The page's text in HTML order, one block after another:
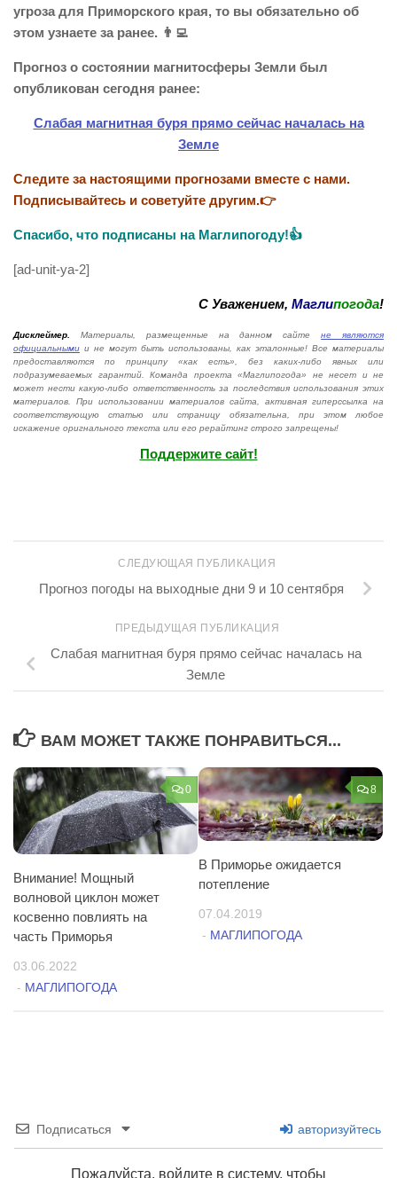
угроза для Приморского края, то вы обязательно об
этом узнаете за ранее. 👨‍💻
Прогноз о состоянии магнитосферы Земли был
опубликован сегодня ранее:
Слабая магнитная буря прямо сейчас началась на
Земле
Следите за настоящими прогнозами вместе с нами.
Подписывайтесь и советуйте другим.👉
Спасибо, что подписаны на Маглипогоду!👍
[ad-unit-ya-2]
С Уважением, Маглипогода!
Дисклеймер. Материалы, размещенные на данном сайтене являются
официальными и не могут быть использованы, как эталонные! Все материалы
предоставляются по принципу «как есть», без каких-либо явных или
подразумеваемых гарантий. Команда проекта «Маглипогода» не несет и не
может нести какую-либо ответственность за последствия использования этих
материалов. При использовании материалов сайта, активная гиперссылка на
соответствующую статью или страницу обязательна, при этом любое
искажение оригнального текста или его рерайтинг строго запрещены!
Поддержите сайт!
СЛЕДУЮЩАЯ ПУБЛИКАЦИЯ
Прогноз погоды на выходные дни 9 и 10 сентября
ПРЕДЫДУЩАЯ ПУБЛИКАЦИЯ
Слабая магнитная буря прямо сейчас началась на
Земле
ВАМ МОЖЕТ ТАКЖЕ ПОНРАВИТЬСЯ...
0
Внимание! Мощный
волновой циклон может
косвенно повлиять на
часть Приморья
03.06.2022
- МАГЛИПОГОДА
8
В Приморье ожидается
потепление
07.04.2019
- МАГЛИПОГОДА
Подписаться авторизуйтесь
Пожалуйста, войдите в систему, чтобы